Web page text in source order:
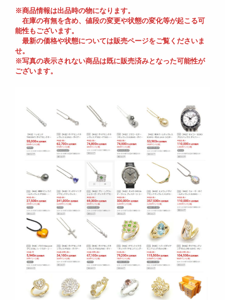
※商品情報は出品時の物になります。
在庫の有無を含め、値段の変更や状態の変化等が起こる可
能性もございます。
最新の価格や状態については販売ページをご覧くださいま
せ。
※写真の表示されない商品は既に販売済みとなった可能性が
ございます。